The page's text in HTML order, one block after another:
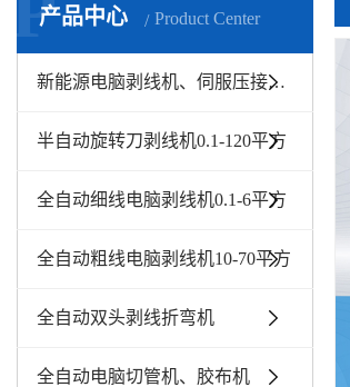
产品中心 Product Center
新能源电脑剥线机、伺服压接机10-300平方
半自动旋转刀剥线机0.1-120平方
全自动细线电脑剥线机0.1-6平方
全自动粗线电脑剥线机10-70平方
全自动双头剥线折弯机
全自动电脑切管机、胶布机